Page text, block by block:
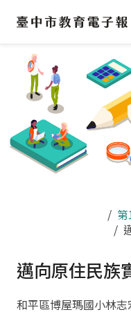
區
邁向原住民族
和平區博屋瑪國小林志